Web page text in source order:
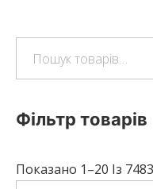
Фільтр товарів
Показано 1–20 Із 7483